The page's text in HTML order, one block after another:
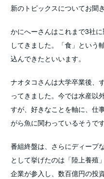
新のトピックスについてお聞
かにへーさんはこれまで3社
してきました。「食」という
込んできたといいます。
ナオタコさんは大学卒業後、
ってきました。今では水産以
すが、好きなことを軸に、仕
がら魚に関わっているそうです
番組終盤は、さらにディープ
として挙げたのは「陸上養殖
企業が参入し、数百億円の投